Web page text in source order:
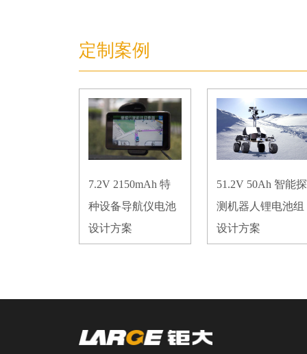
定制案例
7.2V 2150mAh 特
种设备导航仪电池
设计方案
51.2V 50Ah 智能探
测机器人锂电池组
设计方案